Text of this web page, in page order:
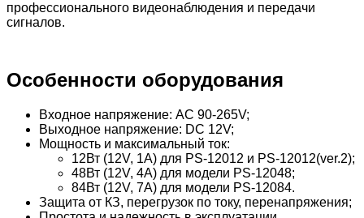
профессионального видеонаблюдения и передачи
сигналов.
Особенности оборудования
Входное напряжение: AC 90-265V;
Выходное напряжение: DC 12V;
Мощность и максимальный ток:
12Вт (12V, 1A) для PS-12012 и PS-12012(ver.2);
48Вт (12V, 4A) для модели PS-12048;
84Вт (12V, 7A) для модели PS-12084.
Защита от КЗ, перегрузок по току, перенапряжения;